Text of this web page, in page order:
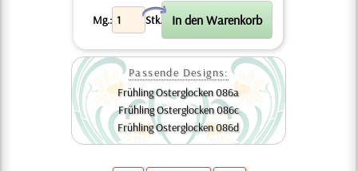
Mg.: Stk.
X
Passende Designs:
Frühling Osterglocken 086a
Frühling Osterglocken 086c
Frühling Osterglocken 086d